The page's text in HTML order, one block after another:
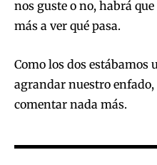
nos guste o no, habrá
más a ver qué pasa.
Como los dos estábamos
agrandar nuestro
comentar nada más.